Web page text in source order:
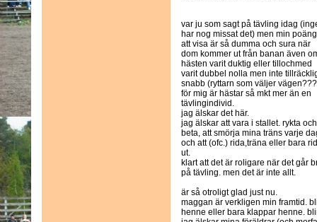
var ju som sagt på tävling idag
har nog missat det) men min
att visa är så dumma och sura när
dom kommer ut från banan även
hästen varit duktig eller tillochmed
varit dubbel nolla men inte
snabb (ryttarn som väljer
för mig är hästar så mkt mer än en
tävlingindivid.
jag älskar det här.
jag älskar att vara i stallet. rykta och
beta, att smörja mina träns varje
och att (ofc.) rida,träna eller bara
ut.
klart att det är roligare när det går
på tävling. men det är inte allt.
är så otroligt glad just nu.
maggan är verkligen min framtid.
henne eller bara klappar henne.